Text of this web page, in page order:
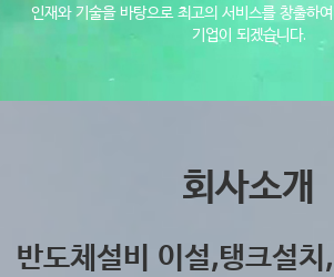
인재와 기술을 바탕으로 최고의 서비스를 창출하
기업이 되겠습니다.
회사소개
반도체설비 이설,탱크설